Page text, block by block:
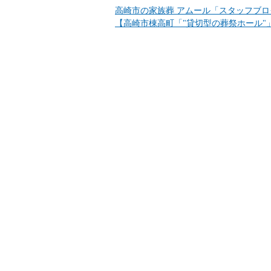
高崎市の家族葬 アムール「スタッフブロ
【高崎市棟高町「"貸切型の葬祭ホール"